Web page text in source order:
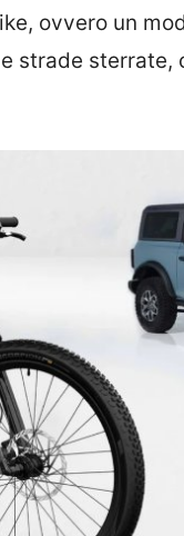
ovvero un
strade sterrate,